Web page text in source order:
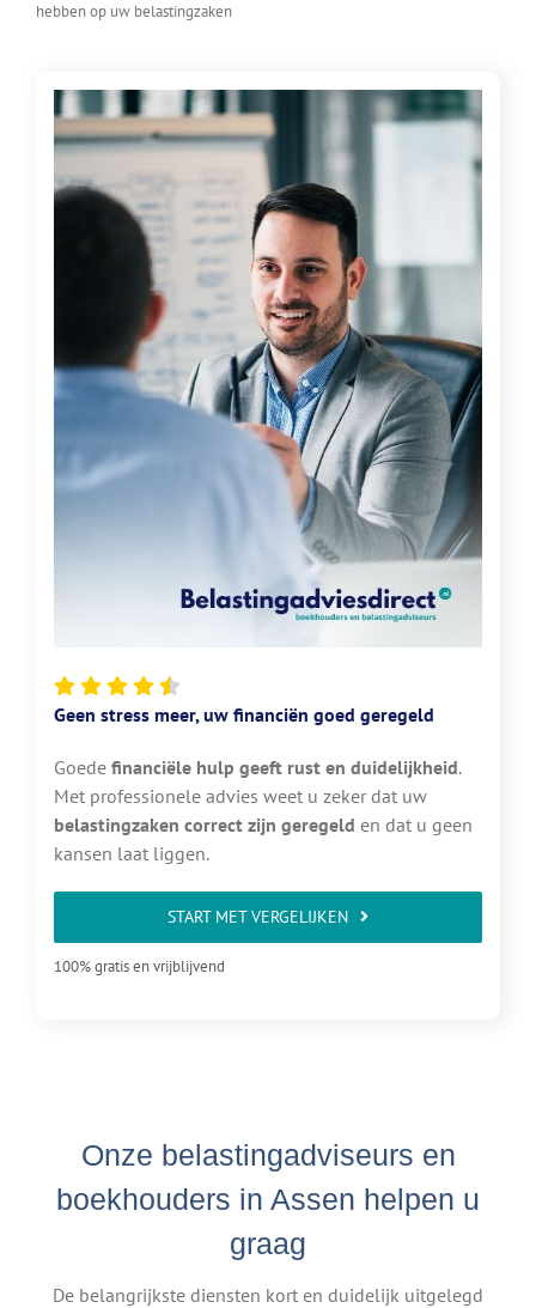
hebben op uw belastingzaken
Geen stress meer, uw financiën goed geregeld
Goede financiële hulp geeft rust en duidelijkheid.
Met professionele advies weet u zeker dat uw
belastingzaken correct zijn geregeld en dat u geen
kansen laat liggen.
START MET VERGELIJKEN
100% gratis en vrijblijvend
Onze belastingadviseurs en
boekhouders in Assen helpen u
graag
De belangrijkste diensten kort en duidelijk uitgelegd